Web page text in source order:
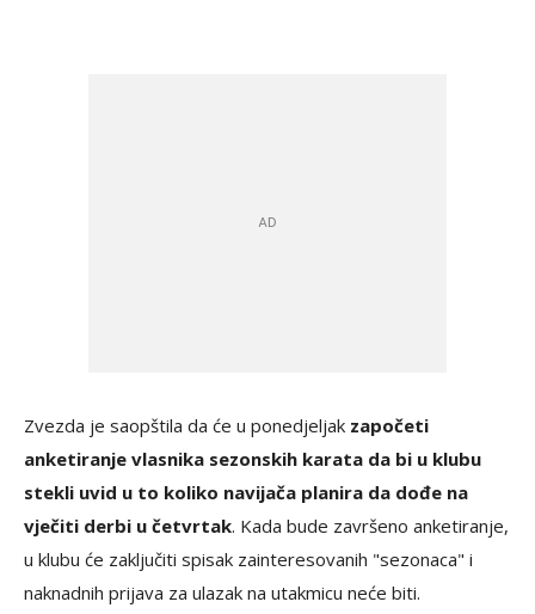
Zvezda je saopštila da će u ponedjeljak započeti
anketiranje vlasnika sezonskih karata da bi u klubu
stekli uvid u to koliko navijača planira da dođe na
vječiti derbi u četvrtak. Kada bude završeno anketiranje,
u klubu će zaključiti spisak zainteresovanih "sezonaca" i
naknadnih prijava za ulazak na utakmicu neće biti.